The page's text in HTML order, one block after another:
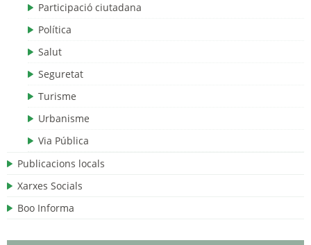
Participació ciutadana
Política
Salut
Seguretat
Turisme
Urbanisme
Via Pública
Publicacions locals
Xarxes Socials
Boo Informa